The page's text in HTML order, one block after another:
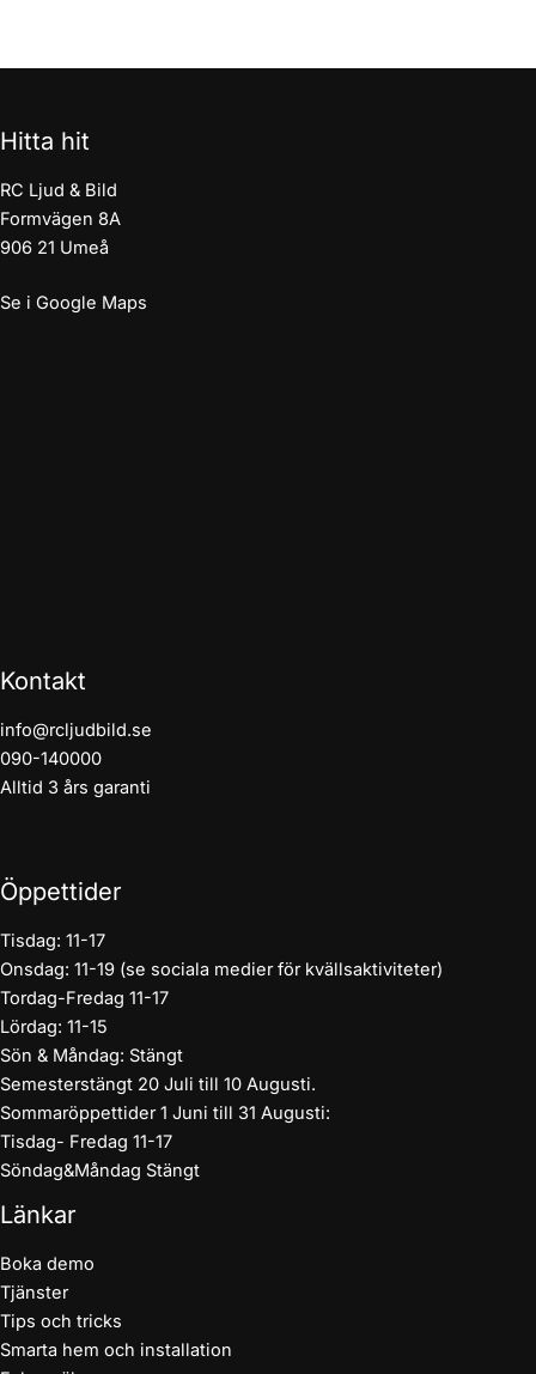
Hitta hit
RC Ljud & Bild
Formvägen 8A
906 21 Umeå
Se i Google Maps
Kontakt
info@rcljudbild.se
090-140000
Alltid 3 års garanti
Öppettider
Tisdag: 11-17
Onsdag: 11-19 (se sociala medier för kvällsaktiviteter)
Tordag-Fredag 11-17
Lördag: 11-15
Sön & Måndag: Stängt
Semesterstängt 20 Juli till 10 Augusti.
Sommaröppettider 1 Juni till 31 Augusti:
Tisdag- Fredag 11-17
Söndag&Måndag Stängt
Länkar
Boka demo
Tjänster
Tips och tricks
Smarta hem och installation